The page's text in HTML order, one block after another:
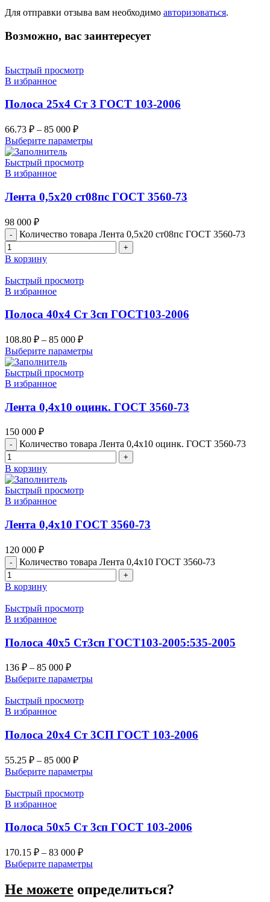
Для отправки отзыва вам необходимо авторизоваться.
Возможно, вас заинтересует
Быстрый просмотр
В избранное
Полоса 25х4 Ст 3 ГОСТ 103-2006
66.73 ₽ – 85 000 ₽
Выберите параметры
Быстрый просмотр
В избранное
Лента 0,5х20 ст08пс ГОСТ 3560-73
98 000 ₽
Количество товара Лента 0,5х20 ст08пс ГОСТ 3560-73
В корзину
Быстрый просмотр
В избранное
Полоса 40х4 Ст 3сп ГОСТ103-2006
108.80 ₽ – 85 000 ₽
Выберите параметры
Быстрый просмотр
В избранное
Лента 0,4х10 оцинк. ГОСТ 3560-73
150 000 ₽
Количество товара Лента 0,4х10 оцинк. ГОСТ 3560-73
В корзину
Быстрый просмотр
В избранное
Лента 0,4х10 ГОСТ 3560-73
120 000 ₽
Количество товара Лента 0,4х10 ГОСТ 3560-73
В корзину
Быстрый просмотр
В избранное
Полоса 40х5 Ст3сп ГОСТ103-2005:535-2005
136 ₽ – 85 000 ₽
Выберите параметры
Быстрый просмотр
В избранное
Полоса 20х4 Ст 3СП ГОСТ 103-2006
55.25 ₽ – 85 000 ₽
Выберите параметры
Быстрый просмотр
В избранное
Полоса 50х5 Ст 3сп ГОСТ 103-2006
170.15 ₽ – 83 000 ₽
Выберите параметры
Не можете определиться?